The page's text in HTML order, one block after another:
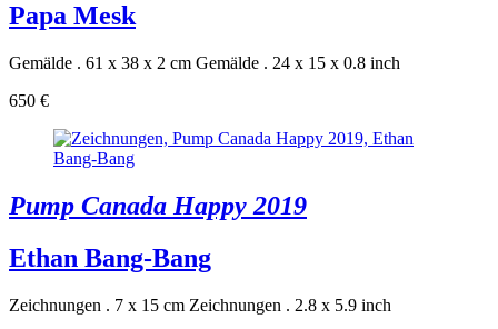
Papa Mesk
Gemälde . 61 x 38 x 2 cm Gemälde . 24 x 15 x 0.8 inch
650 €
Pump Canada Happy 2019
Ethan Bang-Bang
Zeichnungen . 7 x 15 cm Zeichnungen . 2.8 x 5.9 inch